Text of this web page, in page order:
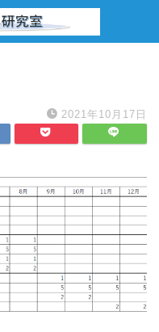
2021年10月17日